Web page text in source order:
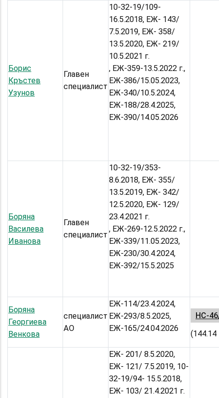
Борис
Кръстев
Узунов
Главен
специалист
10-32-19/109-
16.5.2018, ЕЖ- 143/
7.5.2019, ЕЖ- 358/
13.5.2020, ЕЖ- 219/
10.5.2021 г.
, ЕЖ-359-13.5.2022 г.,
ЕЖ-386/15.05.2023,
ЕЖ-340/10.5.2024,
ЕЖ-188/28.4.2025,
ЕЖ-390/14.05.2026
Боряна
Василева
Иванова
Главен
специалист
10-32-19/353-
8.6.2018, ЕЖ- 355/
13.5.2019, ЕЖ- 342/
12.5.2020, ЕЖ- 129/
23.4.2021 г.
, ЕЖ-269-12.5.2022 г.,
ЕЖ-339/11.05.2023,
ЕЖ-230/30.4.2024,
ЕЖ-392/15.5.2025
Боряна
Георгиева
Венкова
специалист
АО
ЕЖ-114/23.4.2024,
ЕЖ-293/8.5.2025,
ЕЖ-165/24.04.2026
НС-
(144.14
ЕЖ- 201/ 8.5.2020,
ЕЖ- 121/ 7.5.2019, 10-
32-19/94- 15.5.2018,
ЕЖ- 103/ 21.4.2021 г.